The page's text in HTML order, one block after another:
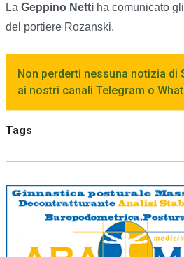
La Geppino Netti ha comunicato
del portiere Rozanski.
Non perderti nessuna notizia di
ai nostri canali Telegram o
Tags